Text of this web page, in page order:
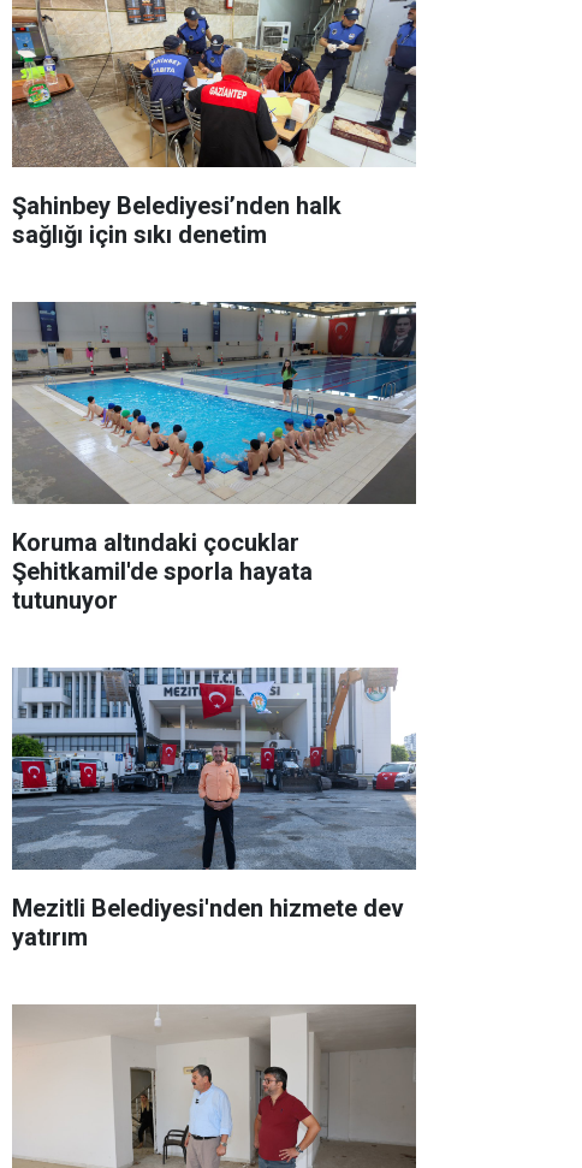
Şahinbey Belediyesi’nden halk
sağlığı için sıkı denetim
Koruma altındaki çocuklar
Şehitkamil'de sporla hayata
tutunuyor
Mezitli Belediyesi'nden hizmete dev
yatırım